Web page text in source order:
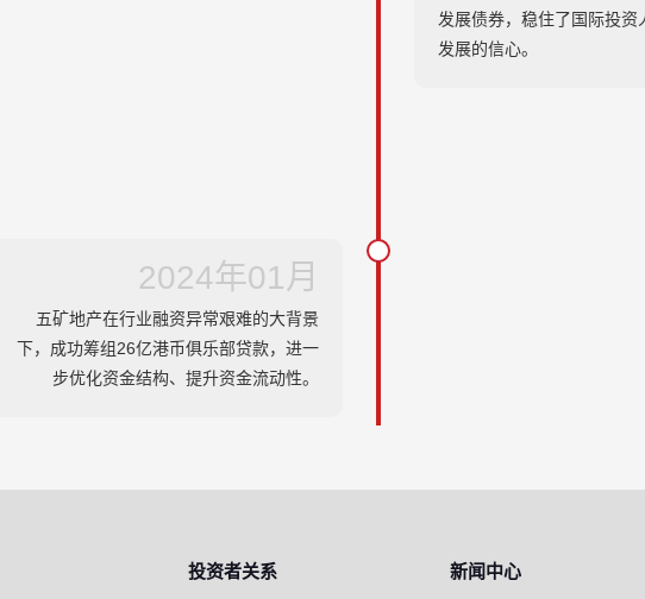
发展债券，稳住了国际投资
发展的信心。
2024年01月
五矿地产在行业融资异常艰难的大背景
下，成功筹组26亿港币俱乐部贷款，进一
步优化资金结构、提升资金流动性。
投资者关系 新闻中心